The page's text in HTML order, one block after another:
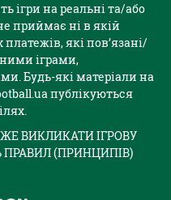
ігри на реальні та/або
приймає ні в якій
які пов’язані/
іграми,
Будь-які матеріали на
публікуються
ВИКЛИКАТИ ІГРОВУ
(ПРИНЦИПІВ)